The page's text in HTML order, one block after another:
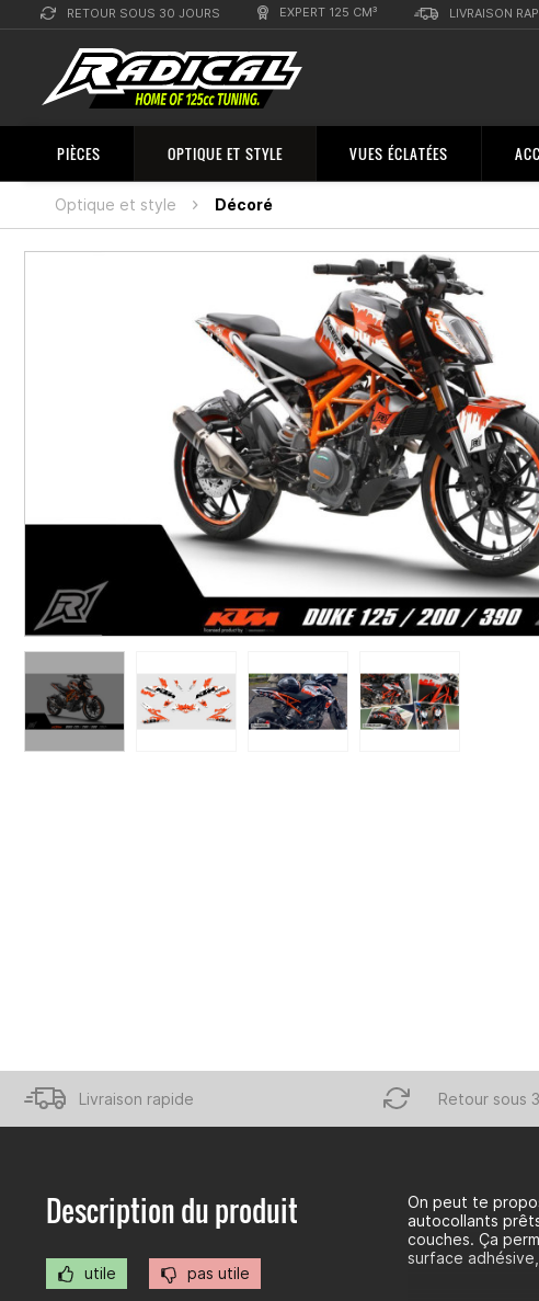
RETOUR SOUS 30 JOURS EXPERT 125 CM³ LIVRAISON
PIÈCES OPTIQUE ET STYLE VUES ÉCLATÉES
Optique et style Décoré
Livraison rapide Retour sous
Description du produit
utile pas utile
On peut te
autocollants
couches. Ça
surface